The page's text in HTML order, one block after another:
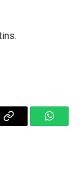
Copy